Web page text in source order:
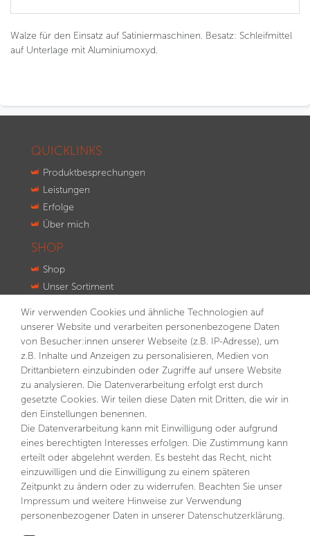
Walze für den Einsatz auf Satiniermaschinen. Besatz: Schleifmittel
auf Unterlage mit Aluminiumoxyd.
QUICKLINKS
Produktbesprechungen
Leistungen
Erfolge
Über mich
SHOP
Shop
Unser Sortiment
Kontakt
NEWSLETTER
VORNAME NACHNAME
Hiermit bestätige ich, dass ich dieDaten­schutz­erklärung
gelesen habe. Meine Einwilligung kann ich jederzeit
widerrufen.**
Abonnieren
** Hierbei handelt es sich um ein Pflichtfeld.
Wir verwenden Cookies und ähnliche Technologien auf
unserer Website und verarbeiten personenbezogene Daten
von Besucher:innen unserer Webseite (z.B. IP-Adresse), um
z.B. Inhalte und Anzeigen zu personalisieren, Medien von
Drittanbietern einzubinden oder Zugriffe auf unsere Website
zu analysieren. Die Datenverarbeitung erfolgt erst durch
gesetzte Cookies. Wir teilen diese Daten mit Dritten, die wir in
den Einstellungen benennen.
Die Datenverarbeitung kann mit Einwilligung oder aufgrund
eines berechtigten Interesses erfolgen. Die Zustimmung kann
erteilt oder abgelehnt werden. Es besteht das Recht, nicht
einzuwilligen und die Einwilligung zu einem späteren
Zeitpunkt zu ändern oder zu widerrufen. Beachten Sie unser
Impressum und weitere Hinweise zur Verwendung
personenbezogener Daten in unserer Daten­schutz­erklärung.